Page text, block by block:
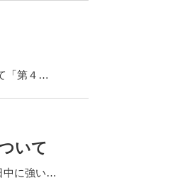
「第４…
いて
中に強い…